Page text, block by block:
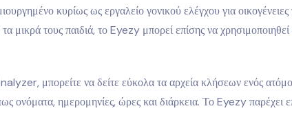
κυρίως ως εργαλείο γονικού ελέγχου για
μικρά τους παιδιά, το Eyezy μπορεί επίσης να
μπορείτε να δείτε εύκολα τα αρχεία κλήσεων ενός
ονόματα, ημερομηνίες, ώρες και διάρκεια. Το Eyezy παρέχει